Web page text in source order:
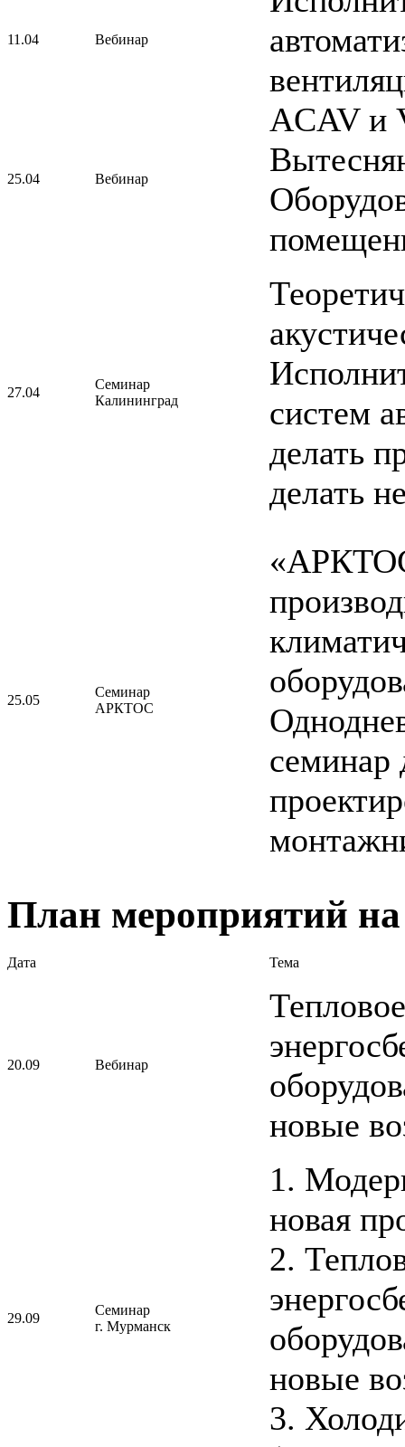
11.04 Вебинар
25.04 Вебинар
АCAV и
27.04
Семинар
Калининград
систем
делать
делать
25.05
Семинар
АРКТОС
семинар
План мероприятий на
Дата Тема
20.09 Вебинар
новые
29.09
Семинар
г. Мурманск
1.
новая
2.
новые
3.